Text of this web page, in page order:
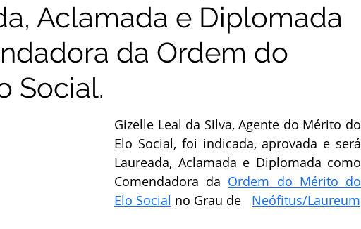
Aclamada e Diplomada
da Ordem do
Social.
Gizelle Leal da Silva, Agente do Mérito do
Elo Social, foi indicada, aprovada e será
Laureada, Aclamada e Diplomada como
Comendadora da Ordem do Mérito do
Elo Social no Grau de Neófitus/Laureum